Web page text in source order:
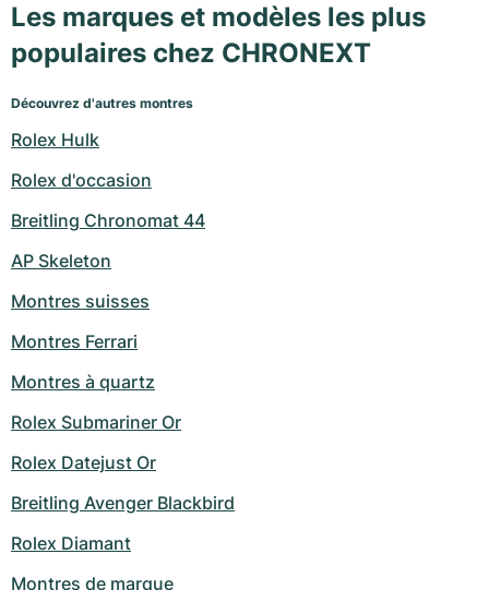
Les marques et modèles les plus
populaires chez CHRONEXT
Découvrez d'autres montres
Rolex Hulk
Rolex d'occasion
Breitling Chronomat 44
AP Skeleton
Montres suisses
Montres Ferrari
Montres à quartz
Rolex Submariner Or
Rolex Datejust Or
Breitling Avenger Blackbird
Rolex Diamant
Montres de marque